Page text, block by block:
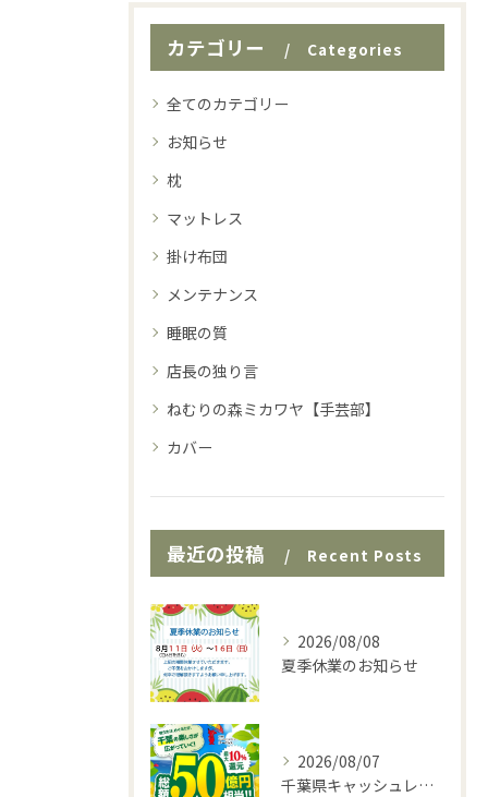
カテゴリー Categories
全てのカテゴリー
お知らせ
枕
マットレス
掛け布団
メンテナンス
睡眠の質
店長の独り言
ねむりの森ミカワヤ【手芸部】
カバー
最近の投稿 Recent Posts
2026/08/08
夏季休業のお知らせ
2026/08/07
千葉県キャッシュレスキャンペーン実施中♪